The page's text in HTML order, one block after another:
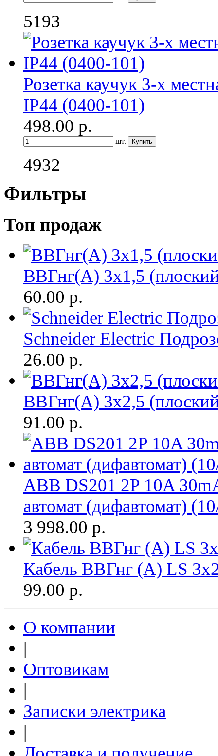
5193
Розетка каучук 3-х
IP44 (0400-101)
498.00 р.
шт.
4932
Фильтры
Топ продаж
ВВГнг(A) 3х1,5
60.00 р.
Schneider Electric
26.00 р.
ВВГнг(A) 3х2,5
91.00 р.
ABB DS201 2P 10A
автомат (дифавтомат)
3 998.00 р.
Кабель ВВГнг (A) LS
99.00 р.
О компании
|
Оптовикам
|
Записки электрика
|